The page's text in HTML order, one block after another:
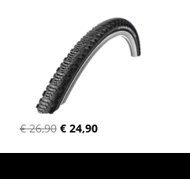
€ 26,90 € 24,90